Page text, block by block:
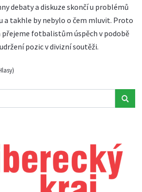
debaty a diskuze skončí u problémů
a takhle by nebylo o čem mluvit. Proto
přejeme fotbalistům úspěch v podobě
pozic v divizní soutěži.